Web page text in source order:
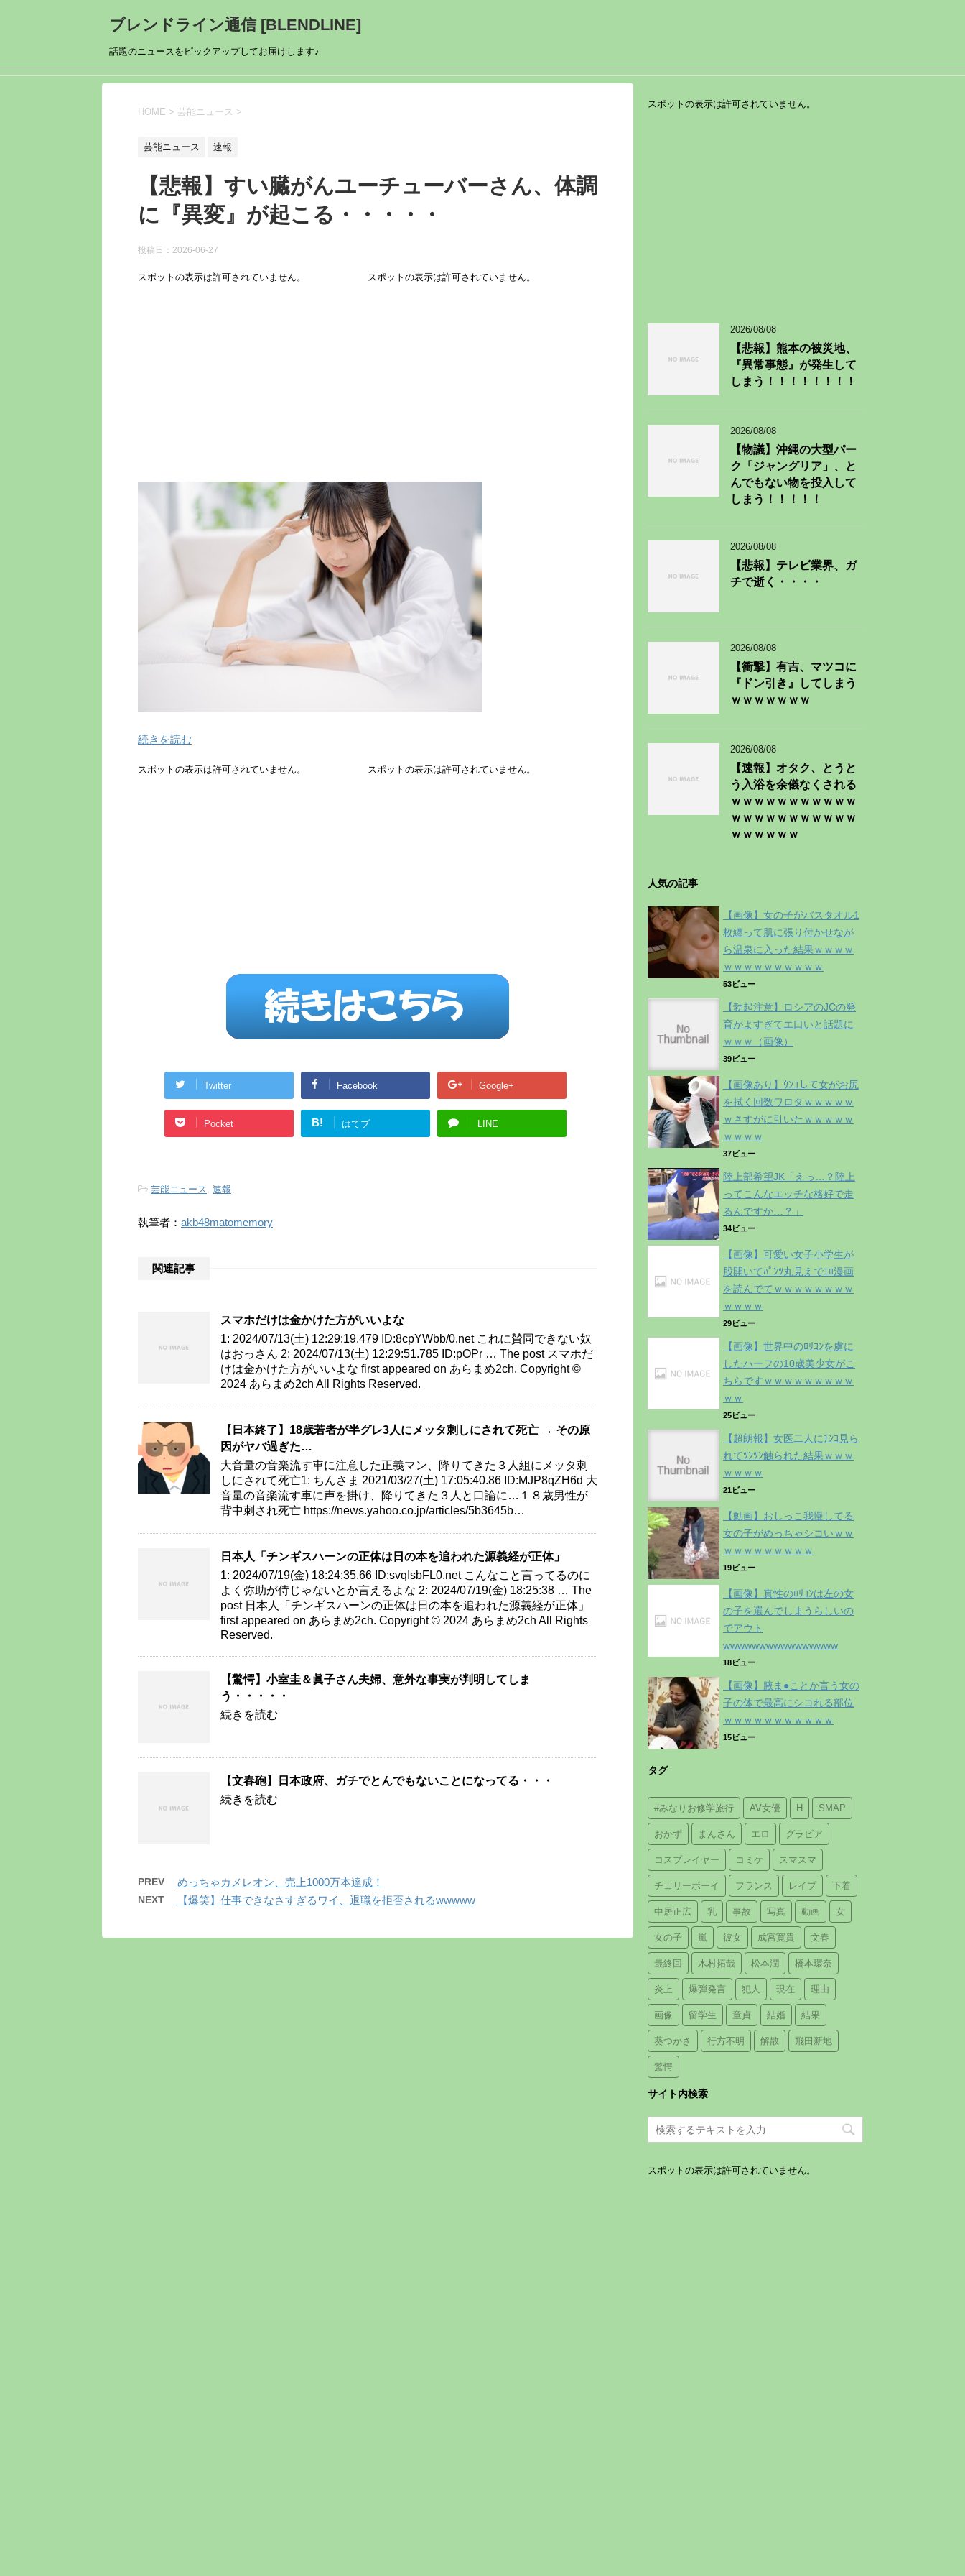
ブレンドライン通信 [BLENDLINE]
話題のニュースをピックアップしてお届けします♪
HOME > 芸能ニュース >
芸能ニュース 速報
【悲報】すい臓がんユーチューバーさん、体調
に『異変』が起こる・・・・・
投稿日： 2026-06-27
続きを読む
Twitter Facebook Google+
Pocket B! はてブ LINE
-芸能ニュース, 速報
執筆者： akb48matomemory
関連記事
スマホだけは金かけた方がいいよな
1: 2024/07/13(土) 12:29:19.479 ID:8cpYWbb/0.net これに賛同できない奴
はおっさん 2: 2024/07/13(土) 12:29:51.785 ID:pOPr … The post スマホだ
けは金かけた方がいいよな first appeared on あらまめ2ch. Copyright ©
2024 あらまめ2ch All Rights Reserved.
【日本終了】18歳若者が半グレ3人にメッタ刺しにされて死亡 → その原
因がヤバ過ぎた…
大音量の音楽流す車に注意した正義マン、降りてきた３人組にメッタ刺
しにされて死亡1: ちんさま 2021/03/27(土) 17:05:40.86 ID:MJP8qZH6d 大
音量の音楽流す車に声を掛け、降りてきた３人と口論に…１８歳男性が
背中刺され死亡 https://news.yahoo.co.jp/articles/5b3645b…
日本人「チンギスハーンの正体は日の本を追われた源義経が正体」
1: 2024/07/19(金) 18:24:35.66 ID:svqIsbFL0.net こんなこと言ってるのに
よく弥助が侍じゃないとか言えるよな 2: 2024/07/19(金) 18:25:38 … The
post 日本人「チンギスハーンの正体は日の本を追われた源義経が正体」
first appeared on あらまめ2ch. Copyright © 2024 あらまめ2ch All Rights
Reserved.
【驚愕】小室圭＆眞子さん夫婦、意外な事実が判明してしま
う・・・・・
続きを読む
【文春砲】日本政府、ガチでとんでもないことになってる・・・
続きを読む
PREV めっちゃカメレオン、売上1000万本達成！
NEXT 【爆笑】仕事できなさすぎるワイ、退職を拒否されるwwwww
2026/08/08
【悲報】熊本の被災地、
『異常事態』が発生して
しまう！！！！！！！！
2026/08/08
【物議】沖縄の大型パー
ク「ジャングリア」、と
んでもない物を投入して
しまう！！！！！
2026/08/08
【悲報】テレビ業界、ガ
チで逝く・・・・
2026/08/08
【衝撃】有吉、マツコに
『ドン引き』してしまう
ｗｗｗｗｗｗｗ
2026/08/08
【速報】オタク、とうと
う入浴を余儀なくされる
ｗｗｗｗｗｗｗｗｗｗｗ
ｗｗｗｗｗｗｗｗｗｗｗ
ｗｗｗｗｗｗ
人気の記事
【画像】女の子がバスタオル1
枚纏って肌に張り付かせなが
ら温泉に入った結果ｗｗｗｗ
ｗｗｗｗｗｗｗｗｗｗ
53ビュー
【勃起注意】ロシアのJCの発
育がよすぎてエ口いと話題に
ｗｗｗ（画像）
39ビュー
【画像あり】ｳﾝｺして女がお尻
を拭く回数ワロタｗｗｗｗｗ
ｗさすがに引いたｗｗｗｗｗ
ｗｗｗｗ
37ビュー
陸上部希望JK「えっ…？陸上
ってこんなエッチな格好で走
るんですか…？」
34ビュー
【画像】可愛い女子小学生が
股開いてﾊﾟﾝﾂ丸見えでｴﾛ漫画
を読んでてｗｗｗｗｗｗｗｗ
ｗｗｗｗ
29ビュー
【画像】世界中のﾛﾘｺﾝを虜に
したハーフの10歳美少女がこ
ちらですｗｗｗｗｗｗｗｗｗ
ｗｗ
25ビュー
【超朗報】女医二人にﾁﾝｺ見ら
れてﾂﾝﾂﾝ触られた結果ｗｗｗ
ｗｗｗｗ
21ビュー
【動画】おしっこ我慢してる
女の子がめっちゃシコいｗｗ
ｗｗｗｗｗｗｗｗｗ
19ビュー
【画像】真性のﾛﾘｺﾝは左の女
の子を選んでしまうらしいの
でアウト
wwwwwwwwwwwwwwww
18ビュー
【画像】腋ま●ことか言う女の
子の体で最高にシコれる部位
ｗｗｗｗｗｗｗｗｗｗｗ
15ビュー
タグ
#みなりお修学旅行 AV女優 H SMAP
おかず まんさん エロ グラビア
コスプレイヤー コミケ スマスマ
チェリーボーイ フランス レイプ 下着
中居正広 乳 事故 写真 動画 女
女の子 嵐 彼女 成宮寛貴 文春
最終回 木村拓哉 松本潤 橋本環奈
炎上 爆弾発言 犯人 現在 理由
画像 留学生 童貞 結婚 結果
葵つかさ 行方不明 解散 飛田新地
驚愕
サイト内検索